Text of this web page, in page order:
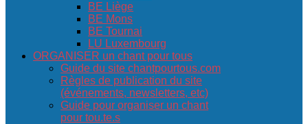
BE Liège
BE Mons
BE Tournai
LU Luxembourg
ORGANISER un chant pour tous
Guide du site chantpourtous.com
Règles de publication du site
(événements, newsletters, etc)
Guide pour organiser un chant
pour tou.te.s